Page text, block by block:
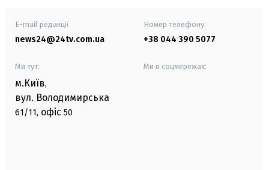
E-mail редакції
news24@24tv.com.ua
Номер телефону:
+38 044 390 5077
Ми тут:
м.Київ,
вул. Володимирська
61/11, офіс 50
Ми в соцмережах: